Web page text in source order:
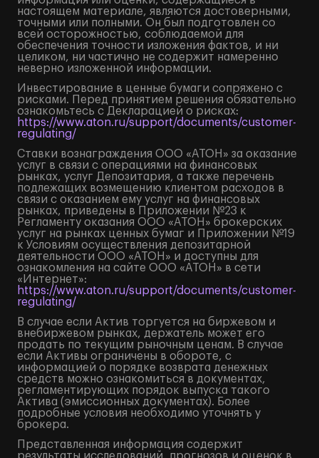
настоящем материале, являются достоверными,
точными или полными. Он был подготовлен со
всей осторожностью, соблюдаемой для
обеспечения точности изложения фактов, и ни
целиком, ни частично не содержит намеренно
неверно изложенной информации.
Инвестирование в ценные бумаги сопряжено с
рисками. Перед принятием решения обязательно
ознакомьтесь с Декларацией о рисках:
https://www.aton.ru/support/documents/customer-
regulating/
Ставки вознаграждения ООО «АТОН» за оказание
услуг в связи с операциями на финансовых
рынках, услуг Депозитария, а также перечень
подлежащих возмещению клиентом расходов в
связи с оказанием ему услуг на финансовых
рынках, приведены в Приложении №23 к
Регламенту оказания ООО «АТОН» брокерских
услуг на рынках ценных бумаг и Приложении №19
к Условиям осуществления депозитарной
деятельности ООО «АТОН» и доступны для
ознакомления на сайте ООО «АТОН» в сети
«Интернет»:
https://www.aton.ru/support/documents/customer-
regulating/
В случае если Актив торгуется на биржевом и
внебиржевом рынках, держатель может его
продать по текущим рыночным ценам. В случае
если Активы ограничены в обороте, с
информацией о порядке возврата денежных
средств можно ознакомиться в документах,
регламентирующих порядок выпуска такого
Актива (эмиссионных документах). Более
подробные условия необходимо уточнять у
брокера.
Представленная информация содержит